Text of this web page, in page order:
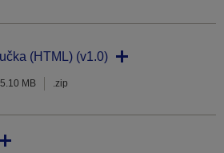
(HTML) (v1.0)
5.10 MB .zip